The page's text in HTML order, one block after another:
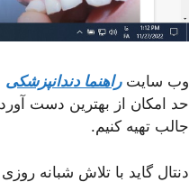
وب سایتراهنما دندانپزشکی
حد امکان از بهترین دست
جالب تهیه کنیم.
دنتال گاید با تلاش شبانه